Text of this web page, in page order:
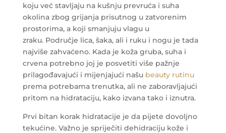
koju već stavljaju na kušnju prevruća i suha
okolina zbog grijanja prisutnog u zatvorenim
prostorima, a koji smanjuju vlagu u
zraku. Područje lica, šaka, ali i ruku i nogu je tada
najviše zahvaćeno. Kada je koža gruba, suha i
crvena potrebno joj je posvetiti više pažnje
prilagođavajući i mijenjajući našu beauty rutinu
prema potrebama trenutka, ali ne zaboravljajući
pritom na hidrataciju, kako izvana tako i iznutra.
Prvi bitan korak hidratacije je da pijete dovoljno
tekućine. Važno je spriječiti dehidraciju kože i